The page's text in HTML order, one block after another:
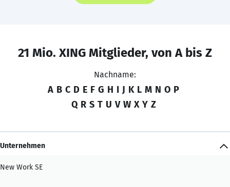
21 Mio. XING Mitglieder, von A bis Z
Nachname:
A B C D E F G H I J K L M N O P
Q R S T U V W X Y Z
Unternehmen
New Work SE